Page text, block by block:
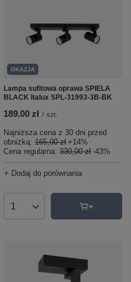
OKAZJA
Lampa sufitowa oprawa SPIELA
BLACK Italux SPL-31993-3B-BK
189,00 zł / szt.
Najniższa cena z 30 dni przed
obniżką: 165,00 zł +14%
Cena regularna: 330,00 zł -43%
+ Dodaj do porównania
Ilość produktów